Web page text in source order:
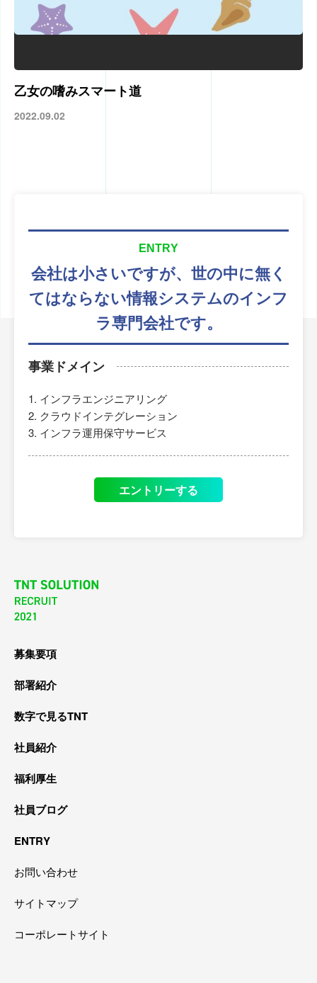
乙女の嗜みスマート道
2022.09.02
ENTRY
会社は小さいですが、 世の中に無く
てはならない情報システムのインフ
ラ専門会社です。
事業ドメイン
インフラエンジニアリング
クラウドインテグレーション
インフラ運用保守サービス
エントリーする
お問い合わせ
サイトマップ
コーポレートサイト
募集要項
部署紹介
数字で見るTNT
社員紹介
福利厚生
社員ブログ
ENTRY